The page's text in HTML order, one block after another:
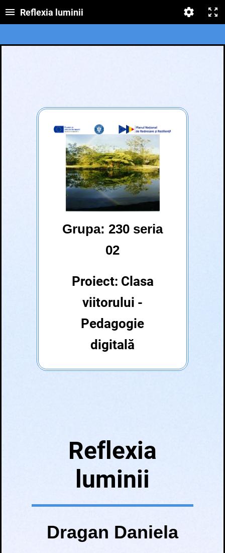
Reflexia luminii
Grupa: 230 seria
02
Proiect: Clasa
viitorului -
Pedagogie
digitală
Reflexia
luminii
Dragan Daniela